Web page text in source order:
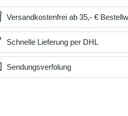
Versandkostenfrei ab 35,- €
Schnelle Lieferung per DHL
Sendungsverfolung